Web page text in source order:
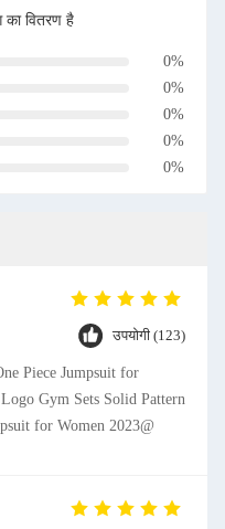
का वितरण है
0%
0%
0%
0%
0%
उपयोगी (123)
Piece Jumpsuit for
Gym Sets Solid Pattern
for Women 2023@